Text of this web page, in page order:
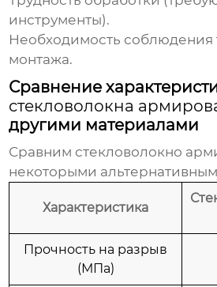
инструменты).
Необходимость соблюдения
монтажа.
Сравнение
стекловолокна
другими материалами
Сравним стекловолокно
некоторыми
Характеристика
Прочность на разрыв
(МПа)